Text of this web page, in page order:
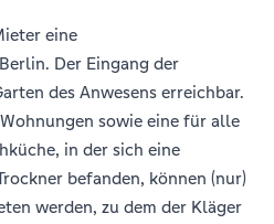
eine
Der Eingang der
des Anwesens erreichbar.
sowie eine für alle
in der sich eine
befanden, können (nur)
werden, zu dem der Kläger